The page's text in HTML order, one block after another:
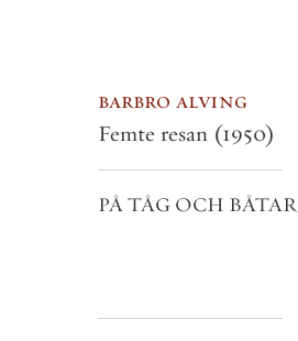
barbro alving
Femte resan (1950)
PÅ TÅG OCH BÅTAR